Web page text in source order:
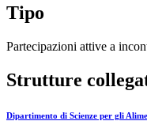
Tipo
Partecipazioni attive a
Strutture
Dipartimento di Scienze per gli